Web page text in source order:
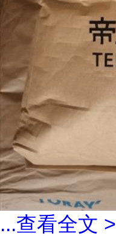
...查看全文 >